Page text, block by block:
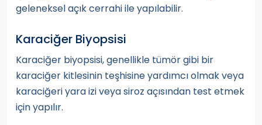
geleneksel açık cerrahi ile yapılabilir.
Karaciğer Biyopsisi
Karaciğer biyopsisi, genellikle tümör gibi bir
karaciğer kitlesinin teşhisine yardımcı olmak veya
karaciğeri yara izi veya siroz açısından test etmek
için yapılır.